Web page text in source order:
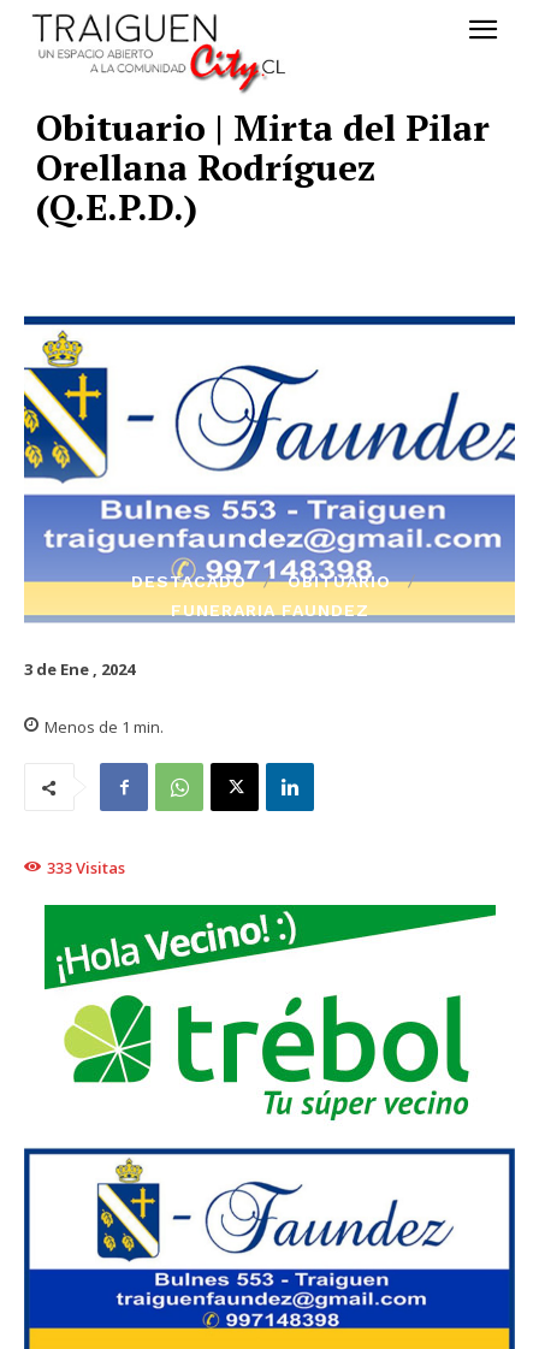
Obituario | Mirta del Pilar
Orellana Rodríguez
(Q.E.P.D.)
DESTACADO
OBITUARIO
FUNERARIA FAUNDEZ
3 de Ene , 2024
Menos de 1 min.
333Visitas